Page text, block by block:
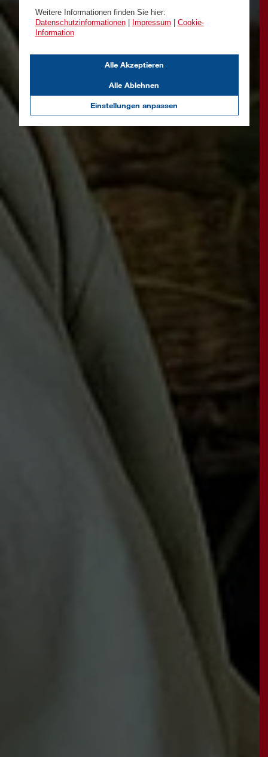
Weitere Informationen finden Sie hier:
Datenschutzinformationen| Impressum
Cookie-
Information
Einstellungen anpassen
Alle Ablehnen
Alle Akzeptieren